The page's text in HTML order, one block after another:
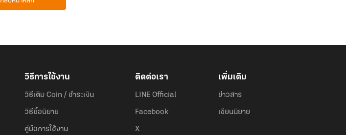
วิธีการใช้งาน
วิธีเติม Coin / ชำระเงิน
วิธีซื้อนิยาย
คู่มือการใช้งาน
ติดต่อเรา
LINE Official
Facebook
X
เพิ่มเติม
ข่าวสาร
เขียนนิยาย